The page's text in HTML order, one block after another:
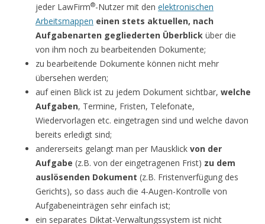
jeder LawFirm®-Nutzer mit den elektronischen
Arbeitsmappen einen stets aktuellen, nach
Aufgabenarten gegliederten Überblick über die
von ihm noch zu bearbeitenden Dokumente;
zu bearbeitende Dokumente können nicht mehr
übersehen werden;
auf einen Blick ist zu jedem Dokument sichtbar, welche
Aufgaben, Termine, Fristen, Telefonate,
Wiedervorlagen etc. eingetragen sind und welche davon
bereits erledigt sind;
andererseits gelangt man per Mausklick von der
Aufgabe (z.B. von der eingetragenen Frist) zu dem
auslösenden Dokument (z.B. Fristenverfügung des
Gerichts), so dass auch die 4-Augen-Kontrolle von
Aufgabeneinträgen sehr einfach ist;
ein separates Diktat-Verwaltungssystem ist nicht